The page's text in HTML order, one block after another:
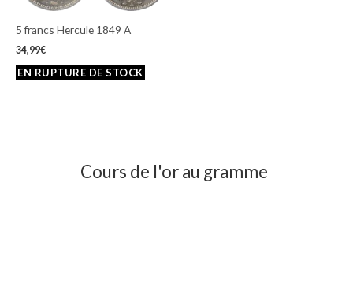
5 francs Hercule 1849 A
34,99€
Cours de l'or au gramme